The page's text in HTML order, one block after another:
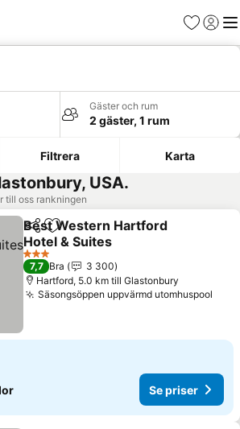
Favoriter
Logga
Gäster och rum
2 gäster, 1 rum
Filtrera Karta
USA.
till oss rankningen
Dela Lägg till i Mina Favoriter
Best Western Hartford
Hotel & Suites
3 Stjärnor
7,7 Bra
3 300
Hartford, 5.0 km till Glastonbury
Säsongsöppen uppvärmd utomhuspool
Se priser